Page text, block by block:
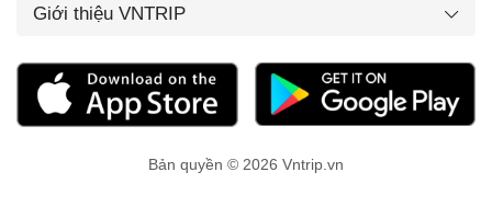
Giới thiệu VNTRIP
Bản quyền © 2026 Vntrip.vn